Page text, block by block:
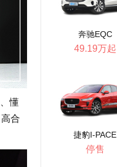
懂
合
奔驰EQC
49.19万起
捷豹I-PACE
停售